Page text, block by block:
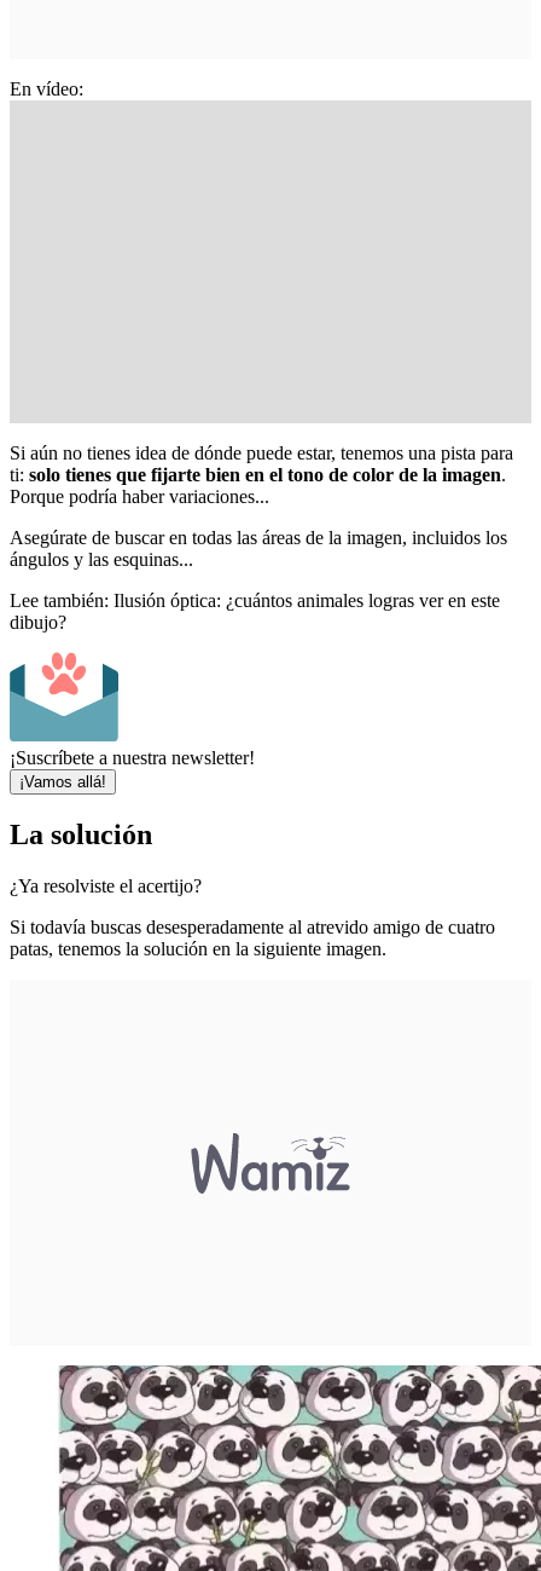
En vídeo:
Si aún no tienes idea de dónde puede estar, tenemos una pista para
ti: solo tienes que fijarte bien en el tono de color de la imagen.
Porque podría haber variaciones...
Asegúrate de buscar en todas las áreas de la imagen, incluidos los
ángulos y las esquinas...
Lee también: Ilusión óptica: ¿cuántos animales logras ver en este
dibujo?
¡Suscríbete a nuestra newsletter!
¡Vamos allá!
La solución
¿Ya resolviste el acertijo?
Si todavía buscas desesperadamente al atrevido amigo de cuatro
patas, tenemos la solución en la siguiente imagen.